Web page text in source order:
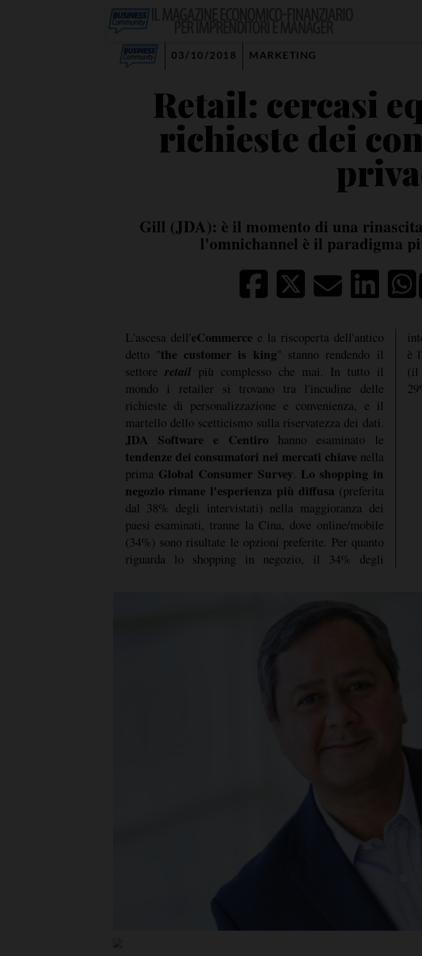
03/10/2018 MARKETING
Retail: cercasi
richieste dei
Gill (JDA): è il momento di una
l'omnichannel è il paradigma
L'ascesa dell'eCommerce e la riscoperta dell'antico
detto "the customer is king" stanno rendendo il
settore retail più complesso che mai. In tutto il
mondo i retailer si trovano tra l'incudine delle
richieste di personalizzazione e convenienza, e il
martello dello scetticismo sulla riservatezza dei dati.
JDA Software e Centirohanno esaminato le
tendenze dei consumatori nei mercati chiave nella
prima Global Consumer Survey. Lo shopping in
negozio rimane l'esperienza più diffusa (preferita
dal 38% degli intervistati) nella maggioranza dei
paesi esaminati, tranne la Cina, dove online/mobile
(34%) sono risultate le opzioni preferite. Per quanto
riguarda lo shopping in negozio, il 34% degli
è
(il